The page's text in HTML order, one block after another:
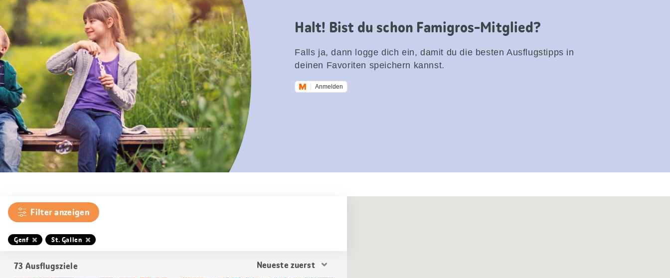
Halt! Bist du schon Famigros-Mitglied?
Falls ja, dann logge dich ein, damit du die besten Ausflugstipps in
deinen Favoriten speichern kannst.
Anmelden
Filter anzeigen
Genf St. Gallen
73 Ausflugsziele
Resultat